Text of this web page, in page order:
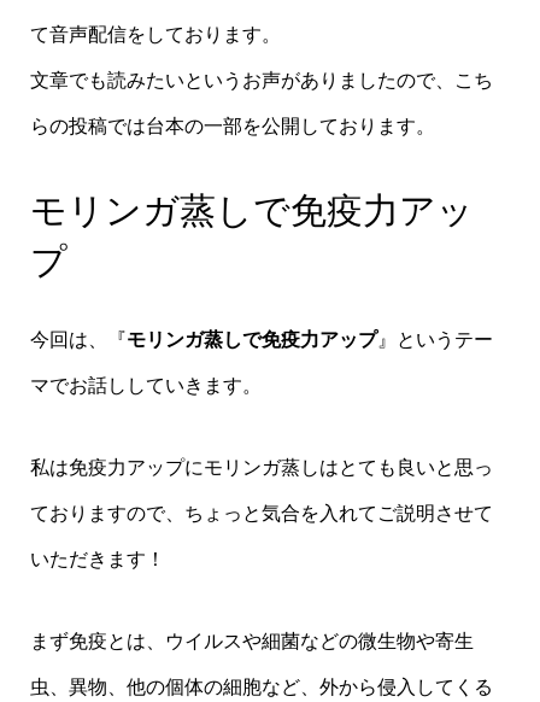
て音声配信をしております。
文章でも読みたいというお声がありましたので、こち
らの投稿では台本の一部を公開しております。
モリンガ蒸しで免疫力アッ
プ
今回は、『モリンガ蒸しで免疫力アップ』というテー
マでお話ししていきます。
私は免疫力アップにモリンガ蒸しはとても良いと思っ
ておりますので、ちょっと気合を入れてご説明させて
いただきます！
まず免疫とは、ウイルスや細菌などの微生物や寄生
虫、異物、他の個体の細胞など、外から侵入してくる